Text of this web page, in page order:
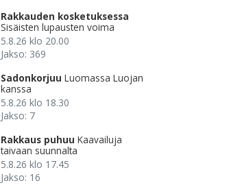
Rakkauden kosketuksessa
Sisäisten lupausten voima
5.8.26 klo 20.00
Jakso: 369
Sadonkorjuu Luomassa Luojan
kanssa
5.8.26 klo 18.30
Jakso: 7
Rakkaus puhuu Kaavailuja
taivaan suunnalta
5.8.26 klo 17.45
Jakso: 16